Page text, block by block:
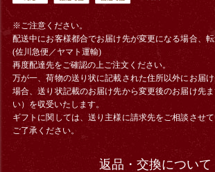
※ご注意ください。
配送中にお客様都合でお届け先が変更になる場合、
(佐川急便／ヤマト運輸)
再度配達先をご確認の上ご注文ください。
万が一、荷物の送り状に記載された住所以外にお届
場合、送り状記載のお届け先から変更後のお届け先
い）を収受いたします。
ギフトに関しては、送り主様に請求先をご相談させ
ご了承ください。
返品・交換について